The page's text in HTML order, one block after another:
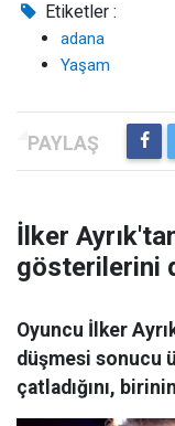
Etiketler :
adana
Yaşam
İlker
gösterilerini
Oyuncu İlker
düşmesi sonucu
çatladığını, birinin